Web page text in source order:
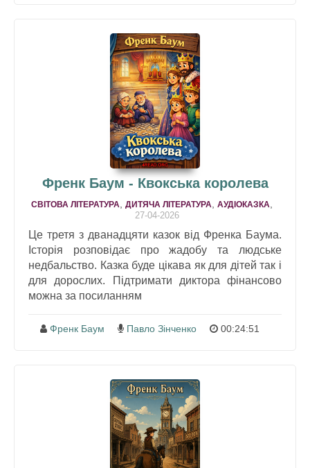
Френк Баум - Квокська королева
СВІТОВА ЛІТЕРАТУРА, ДИТЯЧА ЛІТЕРАТУРА, АУДІОКАЗКА,
27-04-2026
Це третя з дванадцяти казок від Френка Баума.
Історія розповідає про жадобу та людське
недбальство. Казка буде цікава як для дітей так і
для дорослих. Підтримати диктора фінансово
можна за посиланням
Френк Баум Павло Зінченко 00:24:51